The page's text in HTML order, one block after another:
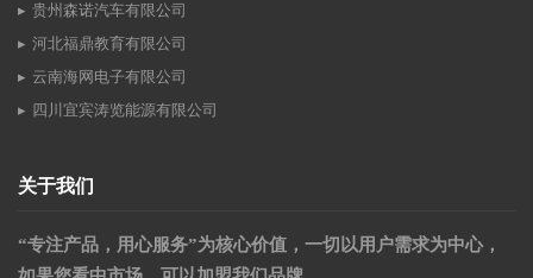
贵州森诺汽车有限公司
河北福鼎教育有限公司
云南海网电子有限公司
四川宜宾涛览能源有限公司
关于我们
“专注产品，用心服务”为核心价值，一切以用户需求为中心，